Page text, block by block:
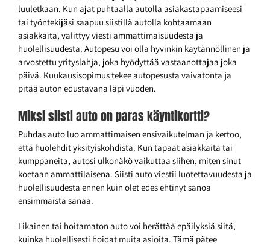
luuletkaan. Kun ajat puhtaalla autolla asiakastapaamiseesi
tai työntekijäsi saapuu siistillä autolla kohtaamaan
asiakkaita, välittyy viesti ammattimaisuudesta ja
huolellisuudesta. Autopesu voi olla hyvinkin käytännöllinen ja
arvostettu yrityslahja, joka hyödyttää vastaanottajaa joka
päivä. Kuukausisopimus tekee autopesusta vaivatonta ja
pitää auton edustavana läpi vuoden.
Miksi siisti auto on paras käyntikortti?
Puhdas auto luo ammattimaisen ensivaikutelman ja kertoo,
että huolehdit yksityiskohdista. Kun tapaat asiakkaita tai
kumppaneita, autosi ulkonäkö vaikuttaa siihen, miten sinut
koetaan ammattilaisena. Siisti auto viestii luotettavuudesta ja
huolellisuudesta ennen kuin olet edes ehtinyt sanoa
ensimmäistä sanaa.
Likainen tai hoitamaton auto voi herättää epäilyksiä siitä,
kuinka huolellisesti hoidat muita asioita. Tämä pätee